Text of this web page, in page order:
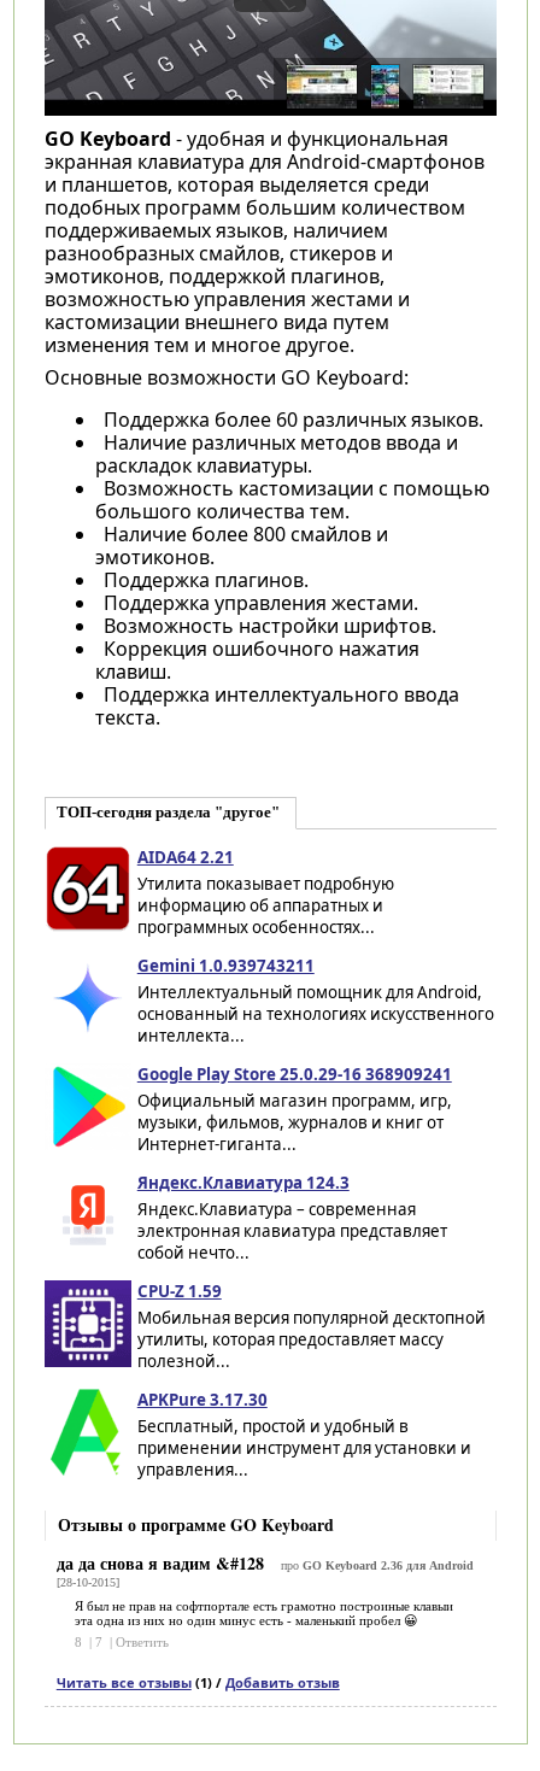
GO Keyboard - удобная и функциональная
экранная клавиатура для Android-смартфонов
и планшетов, которая выделяется среди
подобных программ большим количеством
поддерживаемых языков, наличием
разнообразных смайлов, стикеров и
эмотиконов, поддержкой плагинов,
возможностью управления жестами и
кастомизации внешнего вида путем
изменения тем и многое другое.
Основные возможности GO Keyboard:
Поддержка более 60 различных языков.
Наличие различных методов ввода и
раскладок клавиатуры.
Возможность кастомизации с помощью
большого количества тем.
Наличие более 800 смайлов и
эмотиконов.
Поддержка плагинов.
Поддержка управления жестами.
Возможность настройки шрифтов.
Коррекция ошибочного нажатия
клавиш.
Поддержка интеллектуального ввода
текста.
ТОП-сегодня раздела "другое"
AIDA64 2.21
Утилита показывает подробную
информацию об аппаратных и
программных особенностях...
Gemini 1.0.939743211
Интеллектуальный помощник для Android,
основанный на технологиях искусственного
интеллекта...
Google Play Store 25.0.29-16 368909241
Официальный магазин программ, игр,
музыки, фильмов, журналов и книг от
Интернет-гиганта...
Яндекс.Клавиатура 124.3
Яндекс.Клавиатура – современная
электронная клавиатура представляет
собой нечто...
CPU-Z 1.59
Мобильная версия популярной десктопной
утилиты, которая предоставляет массу
полезной...
APKPure 3.17.30
Бесплатный, простой и удобный в
применении инструмент для установки и
управления...
Отзывы о программе GO Keyboard
да да снова я вадим &#128
про GO Keyboard 2.36 для Android
[28-10-2015]
Я был не прав на софтпортале есть грамотно построиные клавыи
эта одна из них но один минус есть - маленький пробел 😀
8
7 Ответить
Читать все отзывы(1) / Добавить отзыв